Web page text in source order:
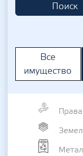
Поиск
Все
имущество